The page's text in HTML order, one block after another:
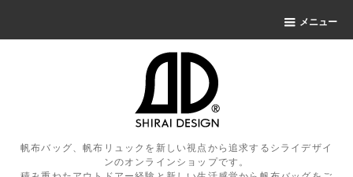
メニュー
帆布バッグ、帆布リュックを新しい視点から追求するシライデザイ
ンのオンラインショップです。